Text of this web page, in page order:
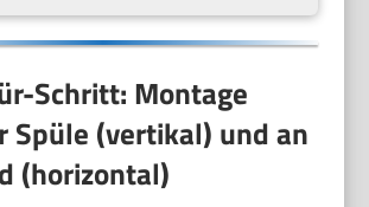
Schritt: Montage
Spüle (vertikal) und an
(horizontal)